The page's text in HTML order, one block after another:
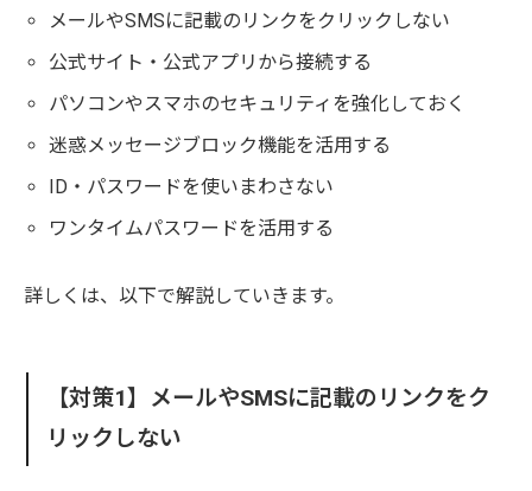
メールやSMSに記載のリンクをクリックしない
公式サイト・公式アプリから接続する
パソコンやスマホのセキュリティを強化しておく
迷惑メッセージブロック機能を活用する
ID・パスワードを使いまわさない
ワンタイムパスワードを活用する
詳しくは、以下で解説していきます。
【対策1】メールやSMSに記載のリンクをク
リックしない